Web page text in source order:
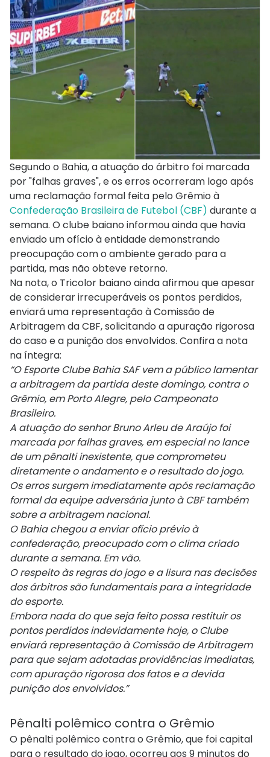
Segundo o Bahia, a atuação do árbitro foi marcada
por "falhas graves", e os erros ocorreram logo após
uma reclamação formal feita pelo Grêmio à
Confederação Brasileira de Futebol (CBF) durante a
semana. O clube baiano informou ainda que havia
enviado um ofício à entidade demonstrando
preocupação com o ambiente gerado para a
partida, mas não obteve retorno.
Na nota, o Tricolor baiano ainda afirmou que apesar
de considerar irrecuperáveis os pontos perdidos,
enviará uma representação à Comissão de
Arbitragem da CBF, solicitando a apuração rigorosa
do caso e a punição dos envolvidos. Confira a nota
na íntegra:
“O Esporte Clube Bahia SAF vem a público lamentar
a arbitragem da partida deste domingo, contra o
Grêmio, em Porto Alegre, pelo Campeonato
Brasileiro.
A atuação do senhor Bruno Arleu de Araújo foi
marcada por falhas graves, em especial no lance
de um pênalti inexistente, que comprometeu
diretamente o andamento e o resultado do jogo.
Os erros surgem imediatamente após reclamação
formal da equipe adversária junto à CBF também
sobre a arbitragem nacional.
O Bahia chegou a enviar ofício prévio à
confederação, preocupado com o clima criado
durante a semana. Em vão.
O respeito às regras do jogo e a lisura nas decisões
dos árbitros são fundamentais para a integridade
do esporte.
Embora nada do que seja feito possa restituir os
pontos perdidos indevidamente hoje, o Clube
enviará representação à Comissão de Arbitragem
para que sejam adotadas providências imediatas,
com apuração rigorosa dos fatos e a devida
punição dos envolvidos.”
Pênalti polêmico contra o Grêmio
O pênalti polêmico contra o Grêmio, que foi capital
para o resultado do jogo, ocorreu aos 9 minutos do